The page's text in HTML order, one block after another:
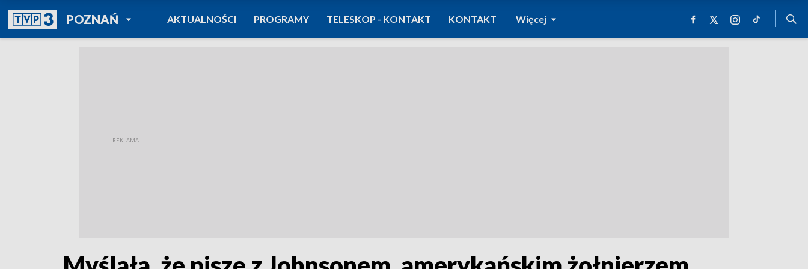
POZNAŃPOWRÓT DO
TVP REGIONY
AKTUALNOŚCI PROGRAMY TELESKOP - KONTAKT KONTAKT Więcej